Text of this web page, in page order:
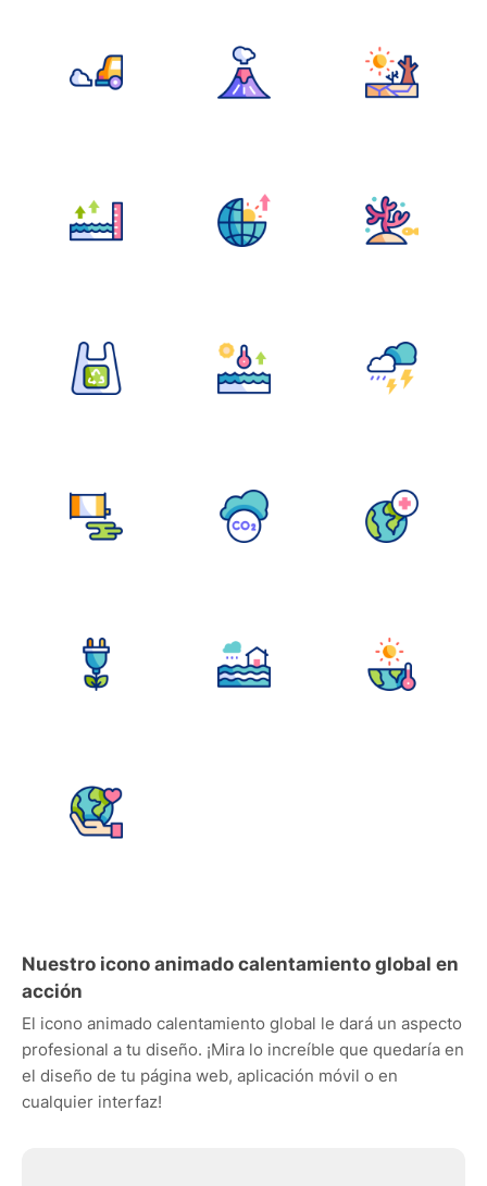
Nuestro icono animado calentamiento global en
acción
El icono animado calentamiento global le dará un aspecto
profesional a tu diseño. ¡Mira lo increíble que quedaría en
el diseño de tu página web, aplicación móvil o en
cualquier interfaz!